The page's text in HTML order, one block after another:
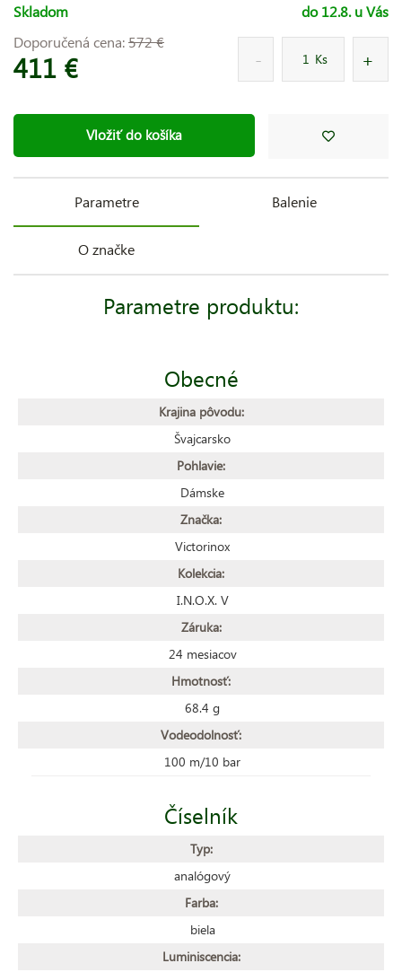
Skladom
do 12.8. u Vás
Doporučená cena:572 €
411 € Ks
Vložiť do košíka
Parametre Balenie
O značke
Parametre produktu:
Obecné
Krajina pôvodu:
Švajcarsko
Pohlavie:
Dámske
Značka:
Victorinox
Kolekcia:
I.N.O.X. V
Záruka:
24 mesiacov
Hmotnosť:
68.4 g
Vodeodolnosť:
100 m/10 bar
Číselník
Typ:
analógový
Farba:
biela
Luminiscencia: